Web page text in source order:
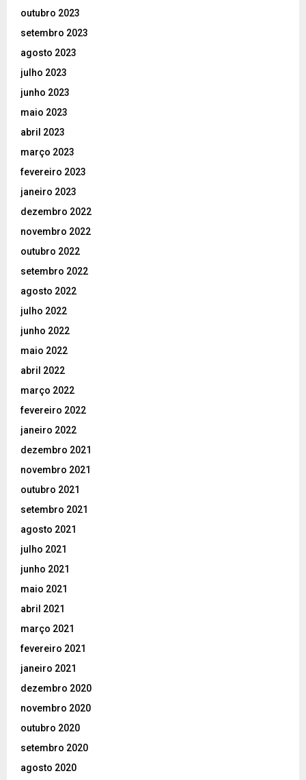
outubro 2023
setembro 2023
agosto 2023
julho 2023
junho 2023
maio 2023
abril 2023
março 2023
fevereiro 2023
janeiro 2023
dezembro 2022
novembro 2022
outubro 2022
setembro 2022
agosto 2022
julho 2022
junho 2022
maio 2022
abril 2022
março 2022
fevereiro 2022
janeiro 2022
dezembro 2021
novembro 2021
outubro 2021
setembro 2021
agosto 2021
julho 2021
junho 2021
maio 2021
abril 2021
março 2021
fevereiro 2021
janeiro 2021
dezembro 2020
novembro 2020
outubro 2020
setembro 2020
agosto 2020